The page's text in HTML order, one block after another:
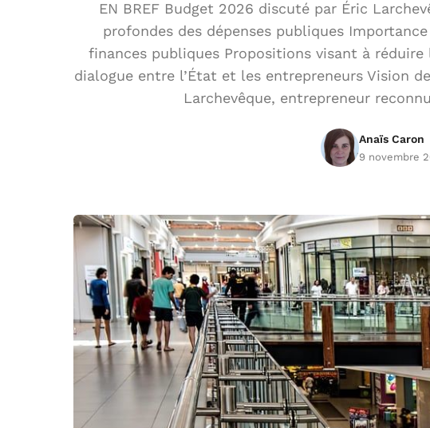
EN BREF Budget 2026 discuté par Éric
profondes des dépenses publiques
finances publiques Propositions visant à réduire
dialogue entre l’État et les entrepreneurs Vision
Larchevêque, entrepreneur
Anaïs Caron
9 novembre